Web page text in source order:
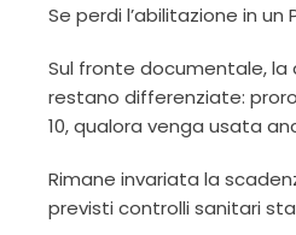
Se perdi l’abilitazione in
Sul fronte documentale,
restano differenziate:
10, qualora venga usata
Rimane invariata la
previsti controlli sanitari